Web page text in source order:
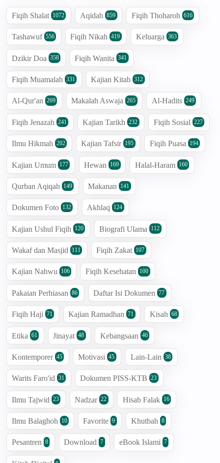
Fiqih Shalat 1072 Aqidah 859 Fiqih Thoharoh 616
Tashawuf 556 Fiqih Nikah 419 Keluarga 363
Dzikir Doa 358 Fiqih Wanita 341
Fiqih Muamalah 331 Kajian Kitab 312
Al-Qur'an 269 Makalah Aswaja 265 Al-Hadits 249
Fiqih Jenazah 241 Kajian Tarikh 232 Fiqih Sosial 227
Ilmu Hikmah 202 Kajian Tafsir 195 Fiqih Puasa 194
Kajian Umum 177 Hewan 169 Halal-Haram 160
Qurban Aqiqah 149 Makanan 141
Dokumen Foto 132 Akhlaq 124
Kajian Ushul Fiqih 120 Biografi Ulama 112
Wakaf dan Masjid 111 Fiqih Zakat 107
Kajian Nahwu 106 Fiqih Kesehatan 100
Pakaian Perhiasan 86 Daftar Isi Dokumen 77
Fiqih Haji 71 Kajian Ramadhan 71 Kisah 68
Etika 61 Jinayat 48 Kebangsaan 46
Kontemporer 45 Motivasi 45 Lain-Lain 38
Warits Faro'id 31 Dokumen PISS-KTB 23
Ilmu Tajwid 23 Nadzar 22 Hisab Falak 16
Ilmu Balaghoh 10 Favorite 9 Khutbah 8
Pesantren 8 Download 7 eBook Islami 7